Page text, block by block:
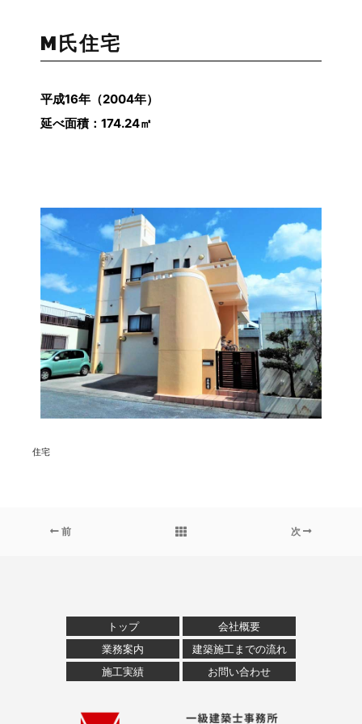
M氏住宅
平成16年（2004年）
延べ面積：174.24㎡
住宅
前 次
トップ
会社概要
業務案内
建築施工までの流れ
施工実績
お問い合わせ